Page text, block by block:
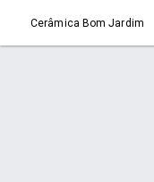
Cerâmica Bom Jardim